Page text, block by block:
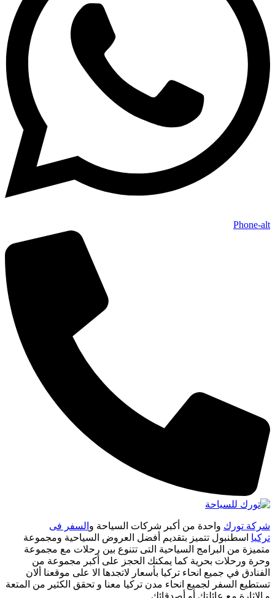
Phone-alt
شركة تورك واحدة من أكبر شركات السياحة و السفر فى
تركيا اسطنبول تتميز بتقديم أفضل العروض السياحية ومجموعة
متميزة من البرامج السياحية التى تتنوع بين رحلات مع مجموعة
وحرة ورحلات بحرية كما يمكنك الحجز على أكبر مجموعة من
الفنادق في جميع انحاء تركيا بأسعار لاتجدها الا على موقعنا ألان
تستطيع السفر لجميع انحاء مدن تركيا معنا و تحقق الكثير من المتعة